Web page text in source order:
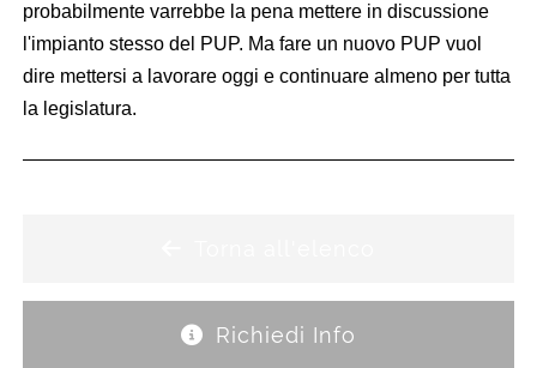
probabilmente varrebbe la pena mettere in discussione
l'impianto stesso del PUP. Ma fare un nuovo PUP vuol
dire mettersi a lavorare oggi e continuare almeno per tutta
la legislatura.
Richiedi Info